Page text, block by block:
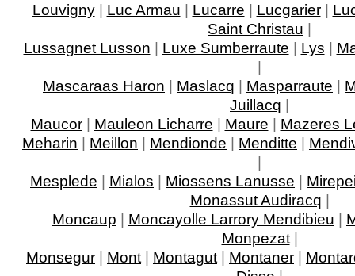
Louvigny| Luc Armau | Lucarre | Lucgarier|
Saint Christau |
Lussagnet Lusson | Luxe Sumberraute | Lys |
|
Mascaraas Haron | Maslacq | Masparraute |
Juillacq |
Maucor| Mauleon Licharre | Maure | Mazeres
Meharin | Meillon | Mendionde | Menditte |
|
Mesplede | Mialos | Miossens Lanusse |
Monassut Audiracq |
Moncaup | Moncayolle Larrory Mendibieu |
Monpezat|
Monsegur | Mont | Montagut | Montaner |